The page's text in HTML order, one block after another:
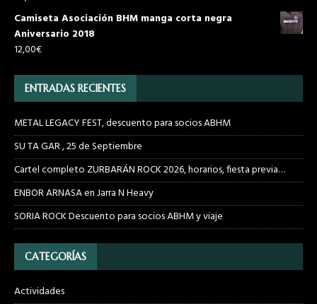
Camiseta Asociación BHM manga corta negra
Aniversario 2018
12,00€
ENTRADAS RECIENTES
METAL LEGACY FEST, descuento para socios ABHM
SU TA GAR , 25 de Septiembre
Cartel completo ZURBARÁN ROCK 2026, horarios, fiesta previa…
ENBOR ARNASA en Jarra N Heavy
SORIA ROCK Descuento para socios ABHM y viaje
CATEGORÍAS
Actividades